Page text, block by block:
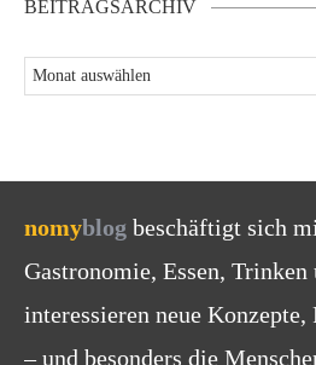
BEITRAGSARCHIV
nomyblog beschäftigt sich
Gastronomie, Essen, Trinken
interessieren neue Konzepte,
– und besonders die